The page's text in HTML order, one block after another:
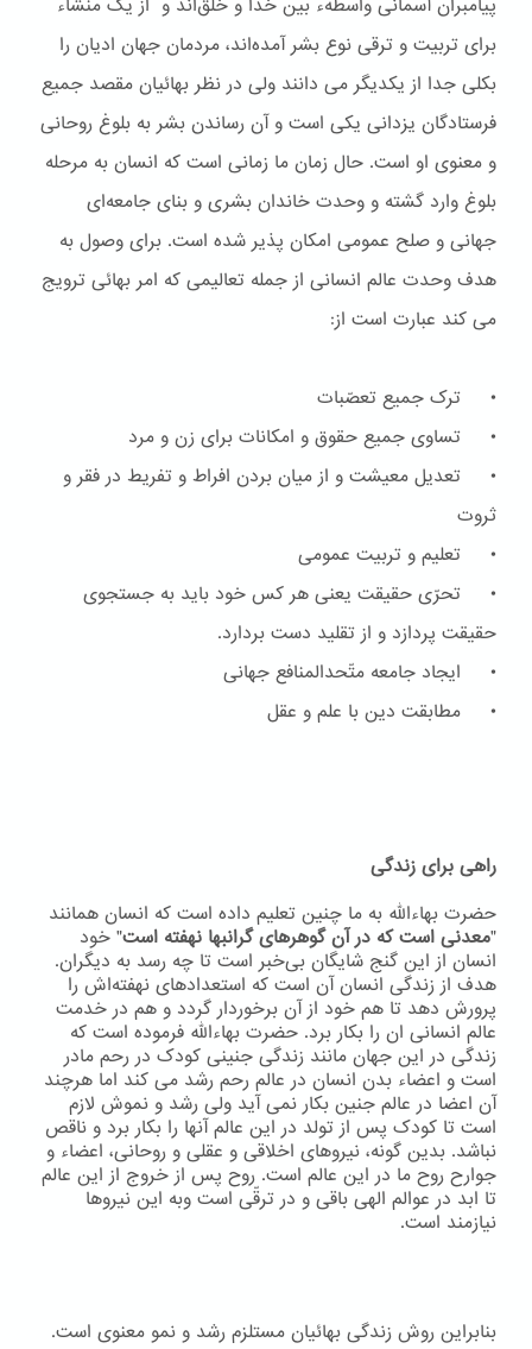
پیامبران آسمانی واسطهء بین خدا و خلق‌اند و از یک منشاء
برای تربیت و ترقی نوع بشر آمده‌اند، مردمان جهان ادیان را
بکلی جدا از یکدیگر می دانند ولی در نظر بهائیان مقصد جمیع
فرستادگان یزدانی یکی است و آن رساندن بشر به بلوغ روحانی
و معنوی او است. حال زمان ما زمانی است که انسان به مرحله
بلوغ وارد گشته و وحدت خاندان بشری و بنای جامعه‌ای
جهانی و صلح عمومی امکان پذیر شده است. برای وصول به
هدف وحدت عالم انسانی از جمله تعالیمی که امر بهائی ترویج
می کند عبارت است از:
• ترک جمیع تعصّبات
• تساوی جمیع حقوق و امکانات برای زن و مرد
• تعدیل معیشت و از میان بردن افراط و تفریط در فقر و
ثروت
• تعلیم و تربیت عمومی
• تحرّی حقیقت یعنی هر کس خود باید به جستجوی
حقیقت پردازد و از تقلید دست بردارد.
• ایجاد جامعه متّحدالمنافع جهانی
• مطابقت دین با علم و عقل
راهی برای زندگی
حضرت بهاءاللّه به ما چنین تعلیم داده است که انسان همانند
"معدنی است که در آن گوهرهای گرانبها نهفته است" خود
انسان از این گنج شایگان بی‌خبر است تا چه رسد به دیگران.
هدف از زندگی انسان آن است که استعدادهای نهفته‌اش را
پرورش دهد تا هم خود از آن برخوردار گردد و هم در خدمت
عالم انسانی ان را بکار برد. حضرت بهاءاللّه فرموده است که
زندگی در این جهان مانند زندگی جنینی کودک در رحم مادر
است و اعضاء بدن انسان در عالم رحم رشد می کند اما هرچند
آن اعضا در عالم جنین بکار نمی آید ولی رشد و نموش لازم
است تا کودک پس از تولد در این عالم آنها را بکار برد و ناقص
نباشد. بدین گونه، نیروهای اخلاقی و عقلی و روحانی، اعضاء و
جوارح روح ما در این عالم است. روح پس از خروج از این عالم
تا ابد در عوالم الهی باقی و در ترقّی است وبه اين نيروها
نيازمند است.
بنابراین روش زندگی بهائیان مستلزم رشد و نمو معنوی است.